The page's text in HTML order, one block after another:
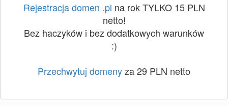
Rejestracja domen .pl na rok TYLKO 15 PLN
netto!
Bez haczyków i bez dodatkowych warunków
:)
Przechwytuj domenyza 29 PLN netto